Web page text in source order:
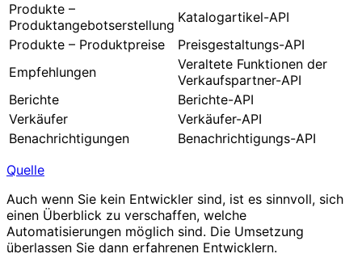
Produkte –
Produktangebotserstellung Katalogartikel-API
Produkte – Produktpreise
Preisgestaltungs-API
Empfehlungen
Veraltete Funktionen der
Verkaufspartner-API
Berichte
Berichte-API
Verkäufer
Verkäufer-API
Benachrichtigungen
Benachrichtigungs-API
Quelle
Auch wenn Sie kein Entwickler sind, ist es sinnvoll, sich
einen Überblick zu verschaffen, welche
Automatisierungen möglich sind. Die Umsetzung
überlassen Sie dann erfahrenen Entwicklern.